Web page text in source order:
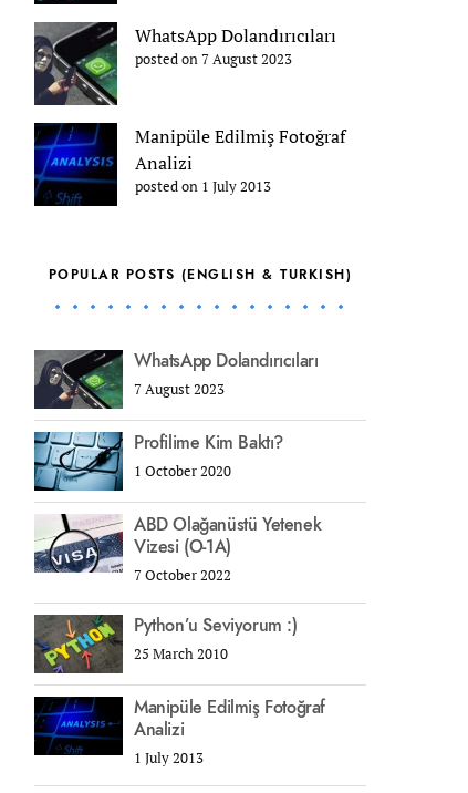
WhatsApp Dolandırıcıları
posted on 7 August 2023
Manipüle Edilmiş Fotoğraf
Analizi
posted on 1 July 2013
POPULAR POSTS (ENGLISH & TURKISH)
WhatsApp Dolandırıcıları
7 August 2023
Profilime Kim Baktı?
1 October 2020
ABD Olağanüstü Yetenek
Vizesi (O-1A)
7 October 2022
Python’u Seviyorum :)
25 March 2010
Manipüle Edilmiş Fotoğraf
Analizi
1 July 2013